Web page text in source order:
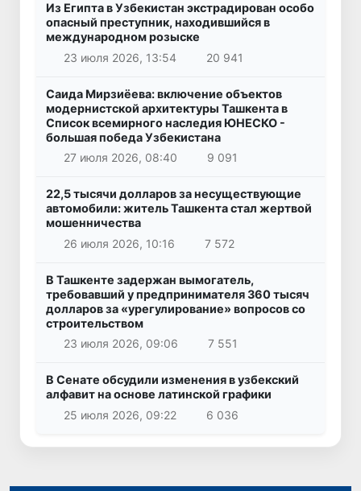
Из Египта в Узбекистан экстрадирован особо
опасный преступник, находившийся в
международном розыске
23 июля 2026, 13:54
20 941
Саида Мирзиёева: включение объектов
модернистской архитектуры Ташкента в
Список всемирного наследия ЮНЕСКО -
большая победа Узбекистана
27 июля 2026, 08:40
9 091
22,5 тысячи долларов за несуществующие
автомобили: житель Ташкента стал жертвой
мошенничества
26 июля 2026, 10:16
7 572
В Ташкенте задержан вымогатель,
требовавший у предпринимателя 360 тысяч
долларов за «урегулирование» вопросов со
строительством
23 июля 2026, 09:06
7 551
В Сенате обсудили изменения в узбекский
алфавит на основе латинской графики
25 июля 2026, 09:22
6 036